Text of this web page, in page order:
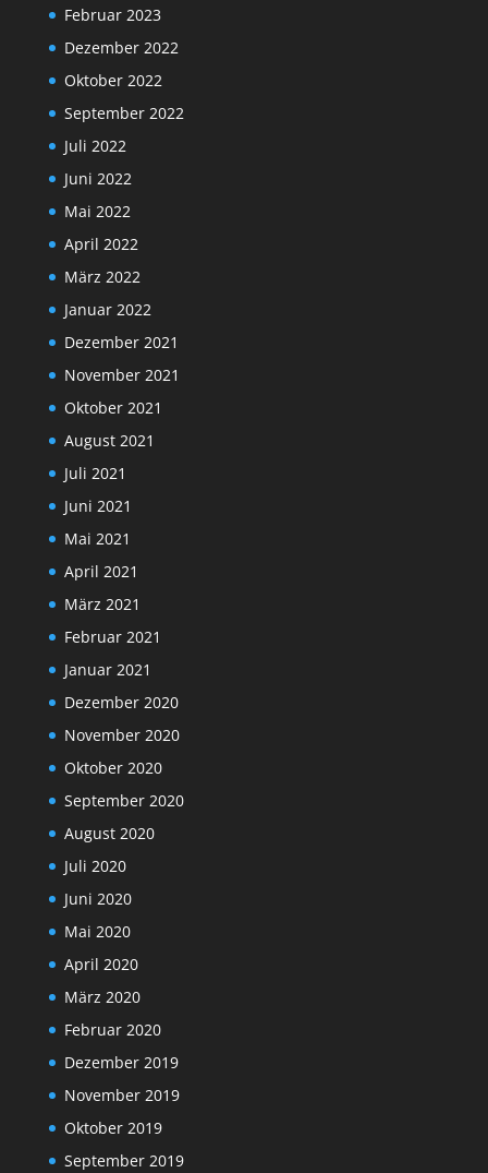
Februar 2023
Dezember 2022
Oktober 2022
September 2022
Juli 2022
Juni 2022
Mai 2022
April 2022
März 2022
Januar 2022
Dezember 2021
November 2021
Oktober 2021
August 2021
Juli 2021
Juni 2021
Mai 2021
April 2021
März 2021
Februar 2021
Januar 2021
Dezember 2020
November 2020
Oktober 2020
September 2020
August 2020
Juli 2020
Juni 2020
Mai 2020
April 2020
März 2020
Februar 2020
Dezember 2019
November 2019
Oktober 2019
September 2019